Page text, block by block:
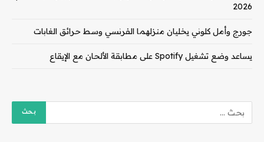
2026
جورج وأمل كلوني يخليان منزلهما الفرنسي وسط حرائق الغابات
يساعد وضع تشغيل Spotify على مطابقة الألحان مع الإيقاع